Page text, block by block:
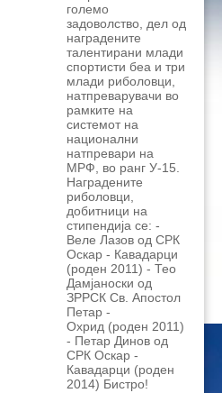
големо
задоволство, дел од
наградените
талентирани млади
спортисти беа и три
млади риболовци,
натпреварувачи во
рамките на
системот на
национални
натпревари на
МРФ, во ранг У-15.
Наградените
риболовци,
добитници на
стипендија се: -
Веле Лазов од СРК
Оскар - Кавадарци
(роден 2011) - Тео
Дамјаноски од
ЗРРСК Св. Апостол
Петар -
Охрид (роден 2011)
- Петар Динов од
СРК Оскар -
Кавадарци (роден
2014) Бистро!